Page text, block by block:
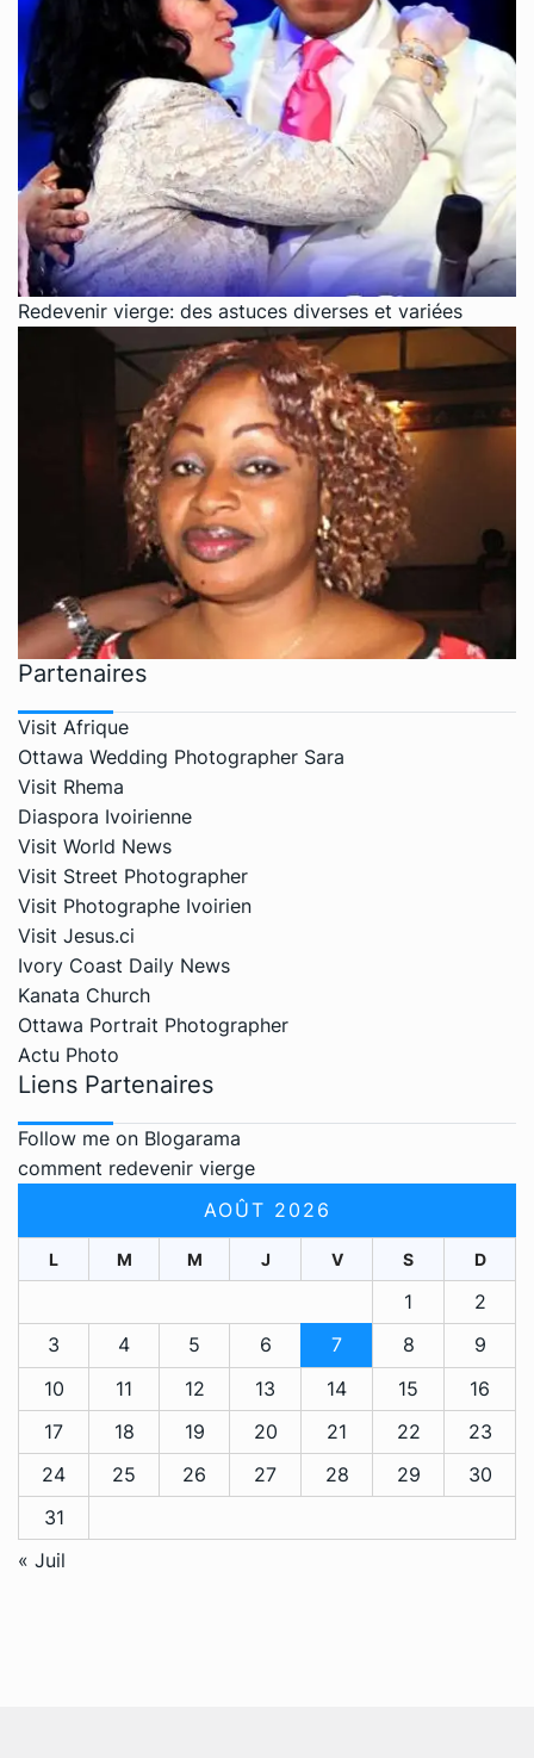
Redevenir vierge: des astuces diverses et variées
Partenaires
Visit Afrique
Ottawa Wedding Photographer Sara
Visit Rhema
Diaspora Ivoirienne
Visit World News
Visit Street Photographer
Visit Photographe Ivoirien
Visit Jesus.ci
Ivory Coast Daily News
Kanata Church
Ottawa Portrait Photographer
Actu Photo
Liens Partenaires
Follow me on Blogarama
comment redevenir vierge
AOÛT 2026
L M M J V S D
1
2
3
4 5 6 7 8
9
10
11 12 13 14 15
16
17
18 19 20 21 22
23
24
25 26 27 28 29
30
31
« Juil